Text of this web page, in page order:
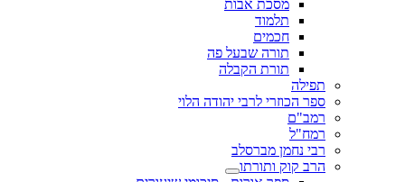
מסכת אבות
תלמוד
חכמים
תורה שבעל פה
תורת הקבלה
תפילה
ספר הכוזרי לרבי יהודה הלוי
רמב"ם
רמח"ל
רבי נחמן מברסלב
הרב קוק ותורתו